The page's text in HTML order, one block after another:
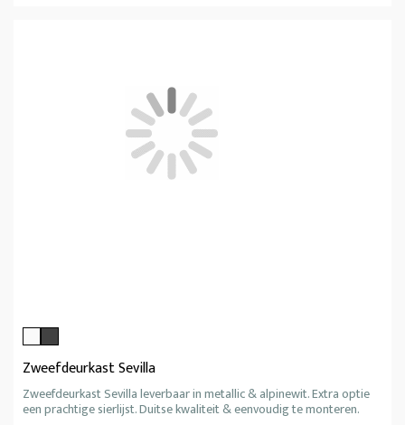
Zweefdeurkast Sevilla
Zweefdeurkast Sevilla leverbaar in metallic & alpinewit. Extra optie
een prachtige sierlijst. Duitse kwaliteit & eenvoudig te monteren.